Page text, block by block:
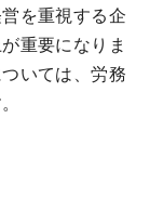
を重視する企
重要になりま
いては、労務